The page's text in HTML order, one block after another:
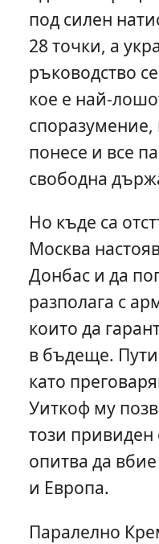
под силен
28 точки, а
ръководство
кое е най-
споразумение,
понесе и все
свободна
Но къде са
Москва
Донбас и да
разполага с
които да
в бъдеще.
като
Уиткоф му
този привиден
опитва да
и Европа.
Паралелно